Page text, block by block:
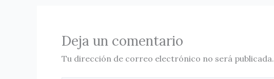
Deja un comentario
Tu dirección de correo electrónico no será publicada.